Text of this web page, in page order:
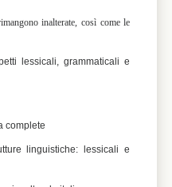
inalterate, così come le
lessicali, grammaticali e
complete
linguistiche: lessicali e